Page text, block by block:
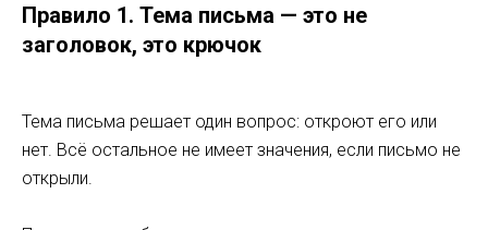
Правило 1. Тема письма — это не
заголовок, это крючок
Тема письма решает один вопрос: откроют его или
нет. Всё остальное не имеет значения, если письмо не
открыли.